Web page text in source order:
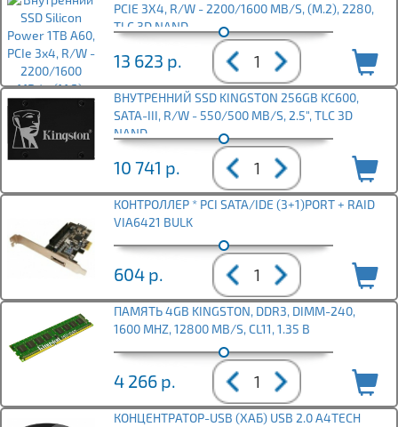
PCIE 3X4, R/W - 2200/1600 MB/S, (M.2), 2280,
TLC 3D NAND
13 623 р.
ВНУТРЕННИЙ SSD KINGSTON 256GB KC600,
SATA-III, R/W - 550/500 MB/S, 2.5", TLC 3D
NAND
10 741 р.
КОНТРОЛЛЕР * PCI SATA/IDE (3+1)PORT + RAID
VIA6421 BULK
604 р.
ПАМЯТЬ 4GB KINGSTON, DDR3, DIMM-240,
1600 MHZ, 12800 MB/S, CL11, 1.35 В
4 266 р.
КОНЦЕНТРАТОР-USB (ХАБ) USB 2.0 A4TECH